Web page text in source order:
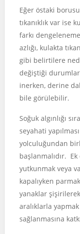
Eğer östaki
tıkanıklık var ise
farkı
azlığı, kulakta
gibi belirtilere
değiştiği
inerken, derine
bile görülebilir.
Soğuk algınlığı
seyahati
yolculuğundan
başlanmalıdır.
yutkunmak veya
kapalıyken
yanaklar
aralıklarla yapmak
sağlanmasına